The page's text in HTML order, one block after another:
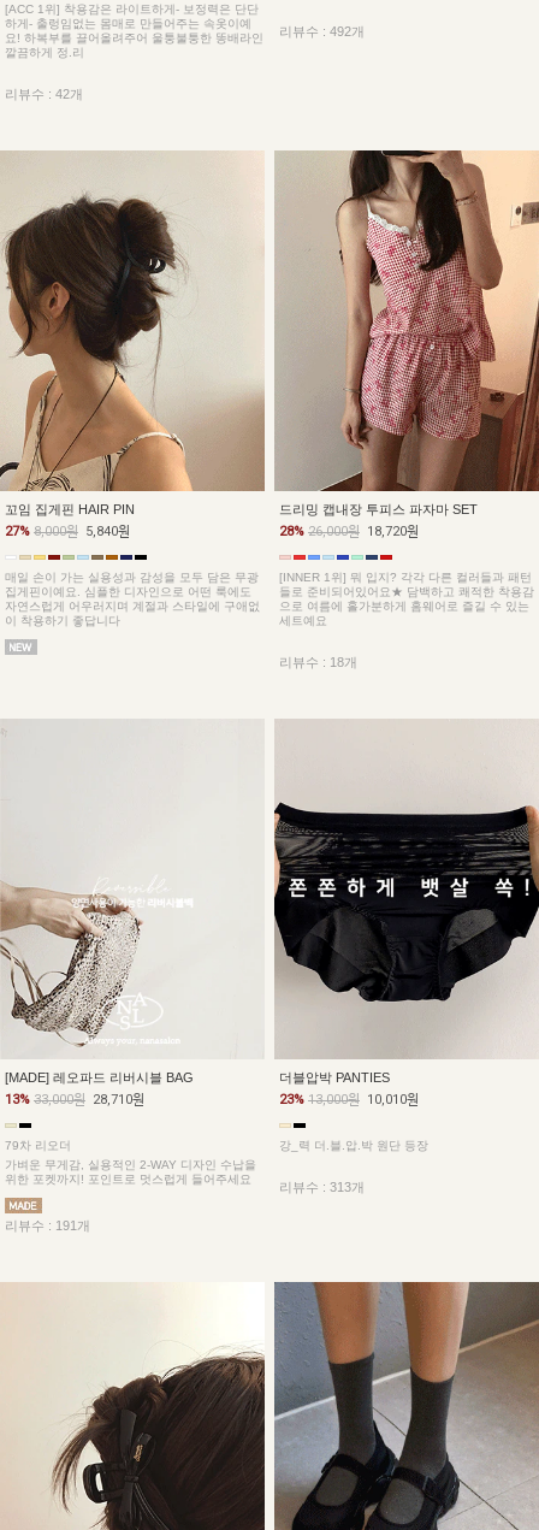
[ACC 1위] 착용감은 라이트하게- 보정력은 단단
하게- 출렁임없는 몸매로 만들어주는 속옷이예
요! 하복부를 끌어올려주어 울퉁불퉁한 똥배라인
깔끔하게 정.리
리뷰수 : 42개
리뷰수 : 492개
꼬임 집게핀 HAIR PIN
27% 8,000원 5,840원
매일 손이 가는 실용성과 감성을 모두 담은 무광
집게핀이예요. 심플한 디자인으로 어떤 룩에도
자연스럽게 어우러지며 계절과 스타일에 구애없
이 착용하기 좋답니다
드리밍 캡내장 투피스 파자마 SET
28% 26,000원 18,720원
[INNER 1위] 뭐 입지? 각각 다른 컬러들과 패턴
들로 준비되어있어요★ 담백하고 쾌적한 착용감
으로 여름에 홀가분하게 홈웨어로 즐길 수 있는
세트예요
리뷰수 : 18개
[MADE] 레오파드 리버시블 BAG
13% 33,000원 28,710원
79차 리오더
가벼운 무게감, 실용적인 2-WAY 디자인 수납을
위한 포켓까지! 포인트로 멋스럽게 들어주세요
리뷰수 : 191개
더블압박 PANTIES
23% 13,000원 10,010원
강_력 더.블.압.박 원단 등장
리뷰수 : 313개